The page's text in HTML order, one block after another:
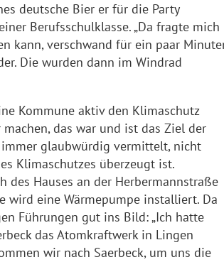
deutsche Bier er für die Party
Berufsschulklasse. „Da fragte mich
kann, verschwand für ein paar
Die wurden dann im Windrad
Kommune aktiv den Klimaschutz
das war und ist das Ziel der
glaubwürdig vermittelt, nicht
Klimaschutzes überzeugt ist.
des Hauses an der Herbermannstraße
wird eine Wärmepumpe installiert. Da
Führungen gut ins Bild: „Ich hatte
das Atomkraftwerk in Lingen
wir nach Saerbeck, um uns die